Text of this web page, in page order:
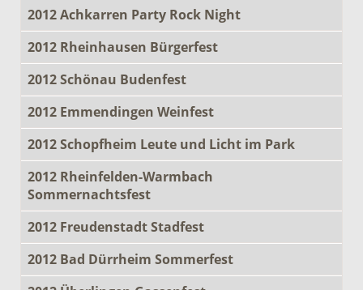
2012 Achkarren Party Rock Night
2012 Rheinhausen Bürgerfest
2012 Schönau Budenfest
2012 Emmendingen Weinfest
2012 Schopfheim Leute und Licht im Park
2012 Rheinfelden-Warmbach
Sommernachtsfest
2012 Freudenstadt Stadfest
2012 Bad Dürrheim Sommerfest